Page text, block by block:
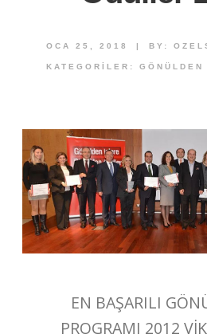
OCA 25, 2018 | BY:
KATEGORILER: GÖNÜLDEN
EN BAŞARILI
PROGRAMI 2012